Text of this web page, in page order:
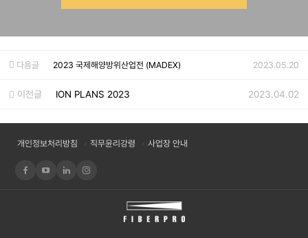
다음글 2023 국제해양방위산업전 (MADEX) 2023.05.20
이전글 ION PLANS 2023 2023.04.02
개인정보처리방침 직무윤리강령 사업장 안내